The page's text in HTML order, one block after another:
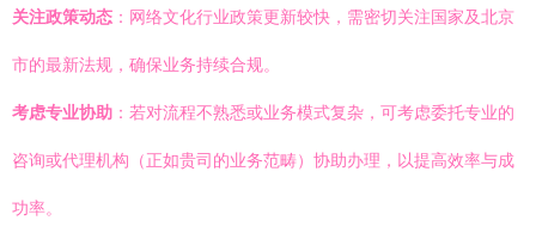
关注政策动态 ：网络文化行业政策更新较快，需密切关注国家及北京
市的最新法规，确保业务持续合规。
考虑专业协助 ：若对流程不熟悉或业务模式复杂，可考虑委托专业的
咨询或代理机构（正如贵司的业务范畴）协助办理，以提高效率与成
功率。